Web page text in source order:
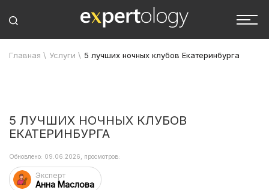
Главная \ Услуги \ 5 лучших ночных клубов Екатеринбурга
5 ЛУЧШИХ НОЧНЫХ КЛУБОВ
ЕКАТЕРИНБУРГА
Эксперт
Анна Маслова
Обновлено: 09.06.2026, просмотров: